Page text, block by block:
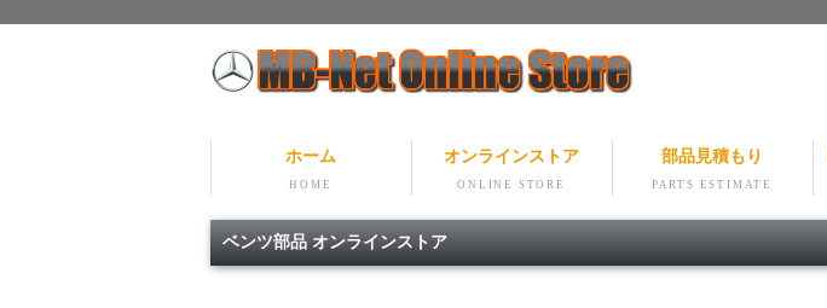
ホーム
HOME
オンラインストア
ONLINE STORE
部品見積もり
PARTS ESTIMATE
ベンツ部品 オンラインストア